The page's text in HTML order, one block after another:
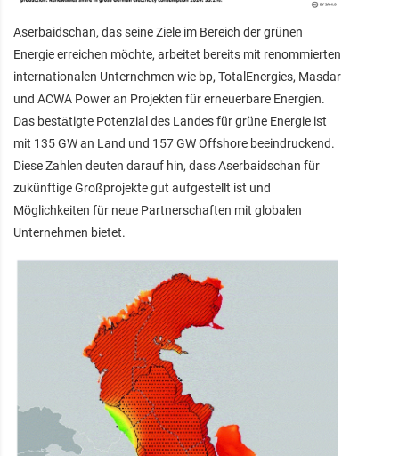
Aserbaidschan, das seine Ziele im Bereich der grünen
Energie erreichen möchte, arbeitet bereits mit renommierten
internationalen Unternehmen wie bp, TotalEnergies, Masdar
und ACWA Power an Projekten für erneuerbare Energien.
Das bestätigte Potenzial des Landes für grüne Energie ist
mit 135 GW an Land und 157 GW Offshore beeindruckend.
Diese Zahlen deuten darauf hin, dass Aserbaidschan für
zukünftige Großprojekte gut aufgestellt ist und
Möglichkeiten für neue Partnerschaften mit globalen
Unternehmen bietet.